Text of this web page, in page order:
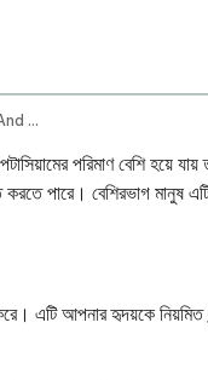
High Potassium Hyperkalemia Causes Risks And Treatment
পরিমাণ বেশি
পারে। বেশিরভাগ মানুষ
এটি আপনার হৃদয়কে